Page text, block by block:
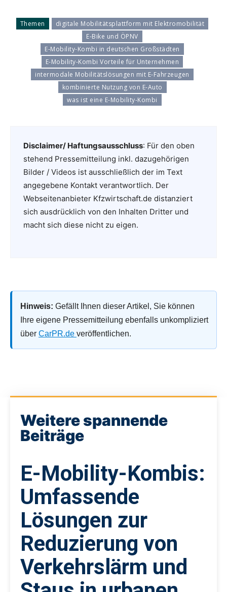
Themen
digitale Mobilitätsplattform mit Elektromobilität
E-Bike und ÖPNV
E-Mobility-Kombi in deutschen Großstädten
E-Mobility-Kombi Vorteile für Unternehmen
intermodale Mobilitätslösungen mit E-Fahrzeugen
kombinierte Nutzung von E-Auto
was ist eine E-Mobility-Kombi
Disclaimer/ Haftungsausschluss: Für den oben
stehend Pressemitteilung inkl. dazugehörigen
Bilder / Videos ist ausschließlich der im Text
angegebene Kontakt verantwortlich. Der
Webseitenanbieter Kfzwirtschaft.de distanziert
sich ausdrücklich von den Inhalten Dritter und
macht sich diese nicht zu eigen.
Hinweis: Gefällt Ihnen dieser Artikel, Sie können
Ihre eigene Pressemitteilung ebenfalls unkompliziert
über CarPR.de veröffentlichen.
Weitere spannende
Beiträge
E-Mobility-Kombis:
Umfassende
Lösungen zur
Reduzierung von
Verkehrslärm und